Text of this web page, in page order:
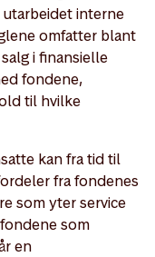
interne
omfatter blant
i finansielle
fondene,
til hvilke
kan fra tid til
fra fondenes
som yter service
som
en